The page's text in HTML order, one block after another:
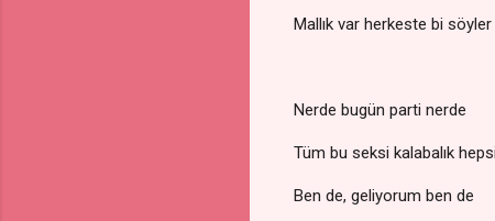
Mallık var herkeste bi
Nerde bugün parti nerde
Tüm bu seksi kalabalık
Ben de, geliyorum ben de